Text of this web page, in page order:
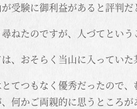
受験に御利益があると評判
ねたのですが、人づてとい
、おそらく当山に入ってい
てつもなく優秀だったので
何かご両親的に思うところが